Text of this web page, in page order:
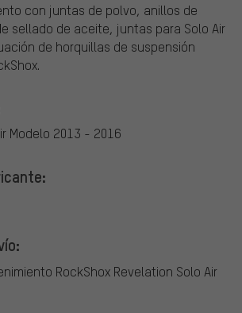
con juntas de polvo, anillos de
sellado de aceite, juntas para Solo Air
de horquillas de suspensión
Modelo 2013 - 2016
RockShox Revelation Solo Air